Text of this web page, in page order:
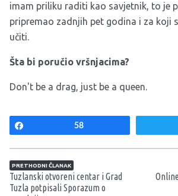
imam priliku raditi kao savjetnik, to je
pripremao zadnjih pet godina i za koji
učiti.
Šta bi poručio vršnjacima?
Don't be a drag, just be a queen.
58
Navigacija članaka
PRETHODNI ČLANAK
Tuzlanski otvoreni centar i Grad
Tuzla potpisali Sporazum o